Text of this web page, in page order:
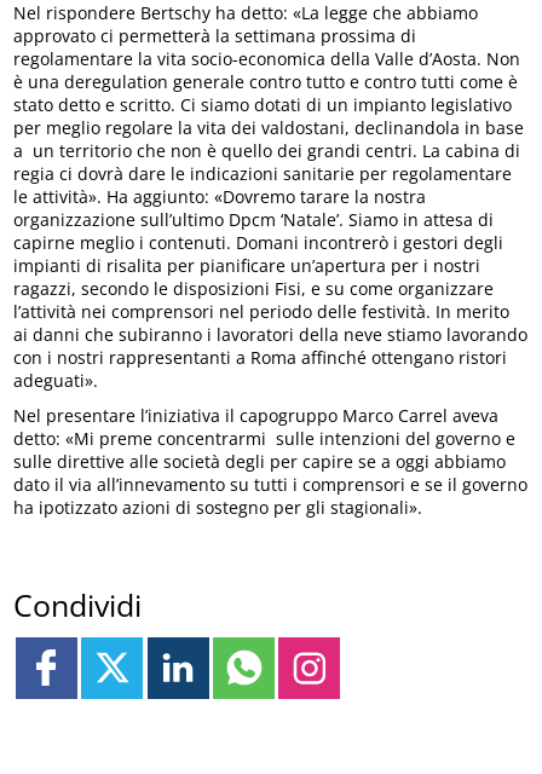
Nel rispondere Bertschy ha detto: «La legge che abbiamo
approvato ci permetterà la settimana prossima di
regolamentare la vita socio-economica della Valle d’Aosta. Non
è una deregulation generale contro tutto e contro tutti come è
stato detto e scritto. Ci siamo dotati di un impianto legislativo
per meglio regolare la vita dei valdostani, declinandola in base
a un territorio che non è quello dei grandi centri. La cabina di
regia ci dovrà dare le indicazioni sanitarie per regolamentare
le attività». Ha aggiunto: «Dovremo tarare la nostra
organizzazione sull’ultimo Dpcm ‘Natale’. Siamo in attesa di
capirne meglio i contenuti. Domani incontrerò i gestori degli
impianti di risalita per pianificare un’apertura per i nostri
ragazzi, secondo le disposizioni Fisi, e su come organizzare
l’attività nei comprensori nel periodo delle festività. In merito
ai danni che subiranno i lavoratori della neve stiamo lavorando
con i nostri rappresentanti a Roma affinché ottengano ristori
adeguati».
Nel presentare l’iniziativa il capogruppo Marco Carrel aveva
detto: «Mi preme concentrarmi sulle intenzioni del governo e
sulle direttive alle società degli per capire se a oggi abbiamo
dato il via all’innevamento su tutti i comprensori e se il governo
ha ipotizzato azioni di sostegno per gli stagionali».
Condividi